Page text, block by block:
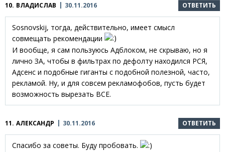
10. ВЛАДИСЛАВ 30.11.2016 ОТВЕТИТЬ
Sosnovskij, тогда, действительно, имеет смысл
совмещать рекомендации
И вообще, я сам пользуюсь Адблоком, не скрываю, но я
лично ЗА, чтобы в фильтрах по дефолту находился РСЯ,
Адсенс и подобные гиганты с подобной полезной, часто,
рекламой. Ну, и для совсем рекламофобов, пусть будет
возможность вырезать ВСЕ.
11. АЛЕКСАНДР 30.11.2016 ОТВЕТИТЬ
Спасибо за советы. Буду пробовать.